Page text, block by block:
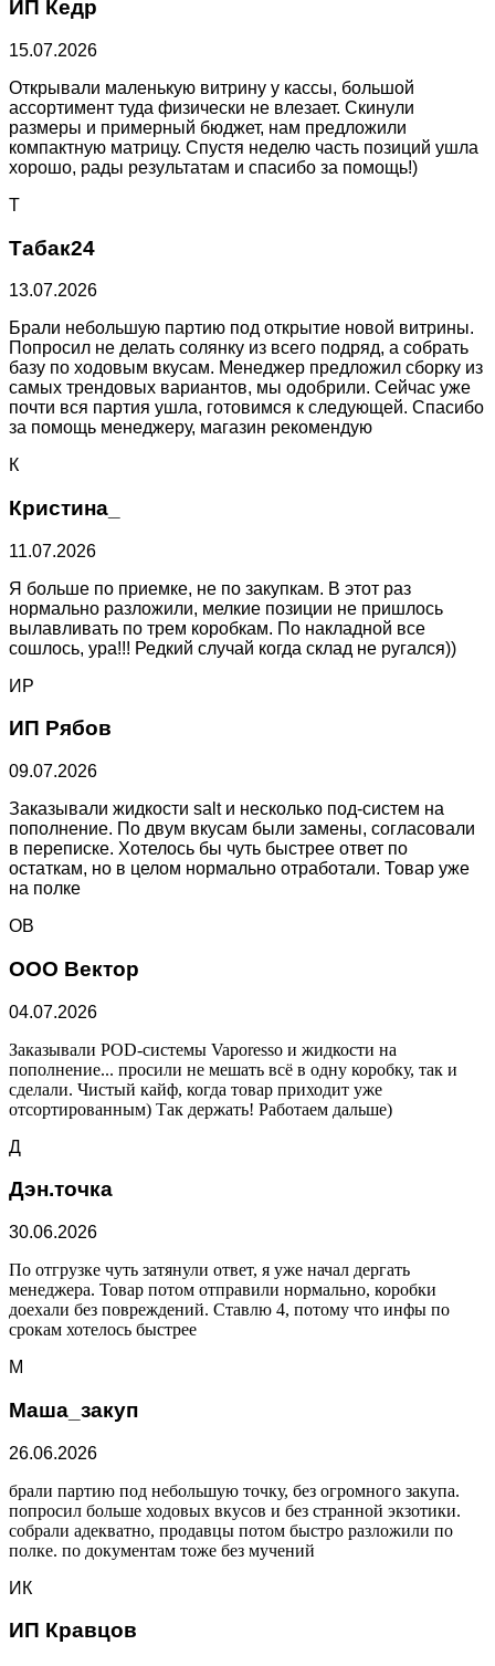
ИП Кедр
15.07.2026
Открывали маленькую витрину у кассы, большой
ассортимент туда физически не влезает. Скинули
размеры и примерный бюджет, нам предложили
компактную матрицу. Спустя неделю часть позиций ушла
хорошо, рады результатам и спасибо за помощь!)
Т
Табак24
13.07.2026
Брали небольшую партию под открытие новой витрины.
Попросил не делать солянку из всего подряд, а собрать
базу по ходовым вкусам. Менеджер предложил сборку из
самых трендовых вариантов, мы одобрили. Сейчас уже
почти вся партия ушла, готовимся к следующей. Спасибо
за помощь менеджеру, магазин рекомендую
К
Кристина_
11.07.2026
Я больше по приемке, не по закупкам. В этот раз
нормально разложили, мелкие позиции не пришлось
вылавливать по трем коробкам. По накладной все
сошлось, ура!!! Редкий случай когда склад не ругался))
ИР
ИП Рябов
09.07.2026
Заказывали жидкости salt и несколько под-систем на
пополнение. По двум вкусам были замены, согласовали
в переписке. Хотелось бы чуть быстрее ответ по
остаткам, но в целом нормально отработали. Товар уже
на полке
ОВ
ООО Вектор
04.07.2026
Заказывали POD-системы Vaporesso и жидкости на
пополнение... просили не мешать всё в одну коробку, так и
сделали. Чистый кайф, когда товар приходит уже
отсортированным) Так держать! Работаем дальше)
Д
Дэн.точка
30.06.2026
По отгрузке чуть затянули ответ, я уже начал дергать
менеджера. Товар потом отправили нормально, коробки
доехали без повреждений. Ставлю 4, потому что инфы по
срокам хотелось быстрее
М
Маша_закуп
26.06.2026
брали партию под небольшую точку, без огромного закупа.
попросил больше ходовых вкусов и без странной экзотики.
собрали адекватно, продавцы потом быстро разложили по
полке. по документам тоже без мучений
ИК
ИП Кравцов